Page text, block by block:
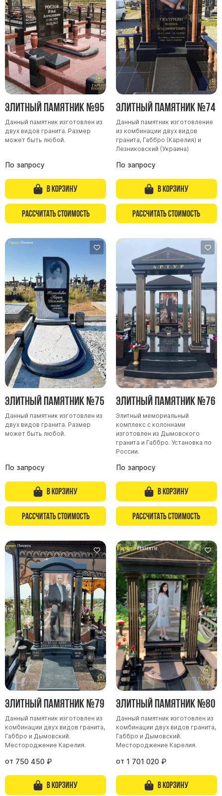
Элитный памятник №95
Данный памятник изготовлен из
двух видов гранита. Размер
может быть любой.
По запросу
В корзину
Рассчитать стоимость
Элитный памятник №74
Данный памятник изготовление
из комбинации двух видов
гранита, Габбро (Карелия) и
Лезниковский (Украина)
По запросу
В корзину
Рассчитать стоимость
Элитный памятник №75
Данный памятник изготовлен из
двух видов гранита. Размер
может быть любой.
По запросу
В корзину
Рассчитать стоимость
Элитный памятник №76
Элитный мемориальный
комплекс с колоннами
изготовлен из Дымовского
гранита и Габбро. Установка по
России.
По запросу
В корзину
Рассчитать стоимость
Элитный памятник №79
Данный памятник изготовлен из
комбинации двух видов гранита,
Габбро и Дымовский.
Местороджение Карелия.
от 750 450 ₽
В корзину
Элитный памятник №80
Данный памятник изготовлен из
комбинации двух видов гранита,
Габбро и Дымовский.
Местороджение Карелия.
от 1 701 020 ₽
В корзину